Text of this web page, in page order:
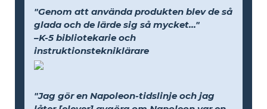
"Genom att använda produkten blev de så
glada och de lärde sig så mycket..."
–K-5 bibliotekarie och
instruktionstekniklärare
"Jag gör en Napoleon-tidslinje och jag